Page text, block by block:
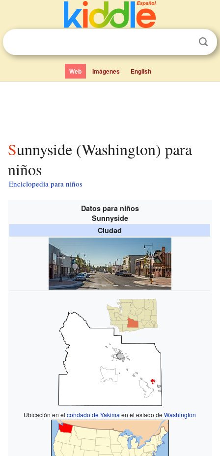
Web Imágenes English
Sunnyside (Washington) para
niños
Enciclopedia para niños
Datos para niños
Sunnyside
Ciudad
Ubicación en elcondado de Yakima en el estado deWashington